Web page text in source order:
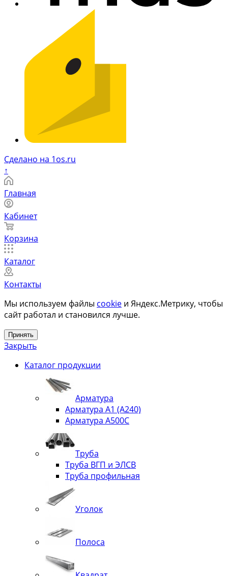
Сделано на 1os.ru
↑
Главная
Кабинет
Корзина
Каталог
Контакты
Мы используем файлы cookie и Яндекс.Метрику, чтобы
сайт работал и становился лучше.
Принять
Закрыть
Каталог продукции
Арматура
Арматура А1 (А240)
Арматура А500С
Труба
Труба ВГП и ЭЛСВ
Труба профильная
Уголок
Полоса